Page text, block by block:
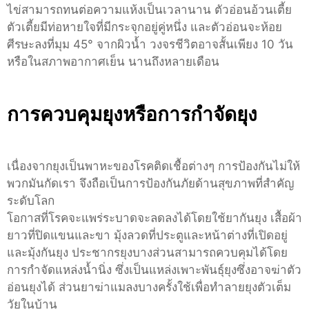
ไข่สามารถทนต่อความแห้งเป็นเวลานาน ตัวอ่อนอ้วนเตี้ย
ตัวเตี้ยมีท่อหายใจที่มีกระจุกอยู่คู่หนึ่ง และตัวอ่อนจะห้อย
ศีรษะลงที่มุม 45° จากผิวน้ำ วงจรชีวิตอาจสั้นเพียง 10 วัน
หรือในสภาพอากาศเย็น นานถึงหลายเดือน
การควบคุมยุงหรือการกำจัดยุง
เนื่องจากยุงเป็นพาหะของโรคติดเชื้อต่างๆ การป้องกันไม่ให้
พวกมันกัดเรา จึงถือเป็นการป้องกันภัยด้านสุขภาพที่สำคัญ
ระดับโลก
โอกาสที่โรคจะแพร่ระบาดจะลดลงได้โดยใช้ยากันยุง เสื้อผ้า
ยาวที่ปิดแขนและขา มุ้งลวดที่ประตูและหน้าต่างที่เปิดอยู่
และมุ้งกันยุง ประชากรยุงบางส่วนสามารถควบคุมได้โดย
การกำจัดแหล่งน้ำนิ่ง ซึ่งเป็นแหล่งเพาะพันธุ์ยุงซึ่งอาจฆ่าตัว
อ่อนยุงได้ ส่วนยาฆ่าแมลงบางครั้งใช้เพื่อทำลายยุงตัวเต็ม
วัยในบ้าน